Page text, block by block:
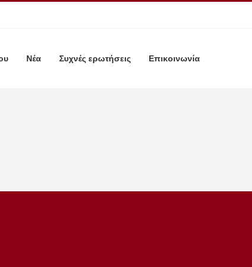
Νέα Συχνές ερωτήσεις Επικοινωνία